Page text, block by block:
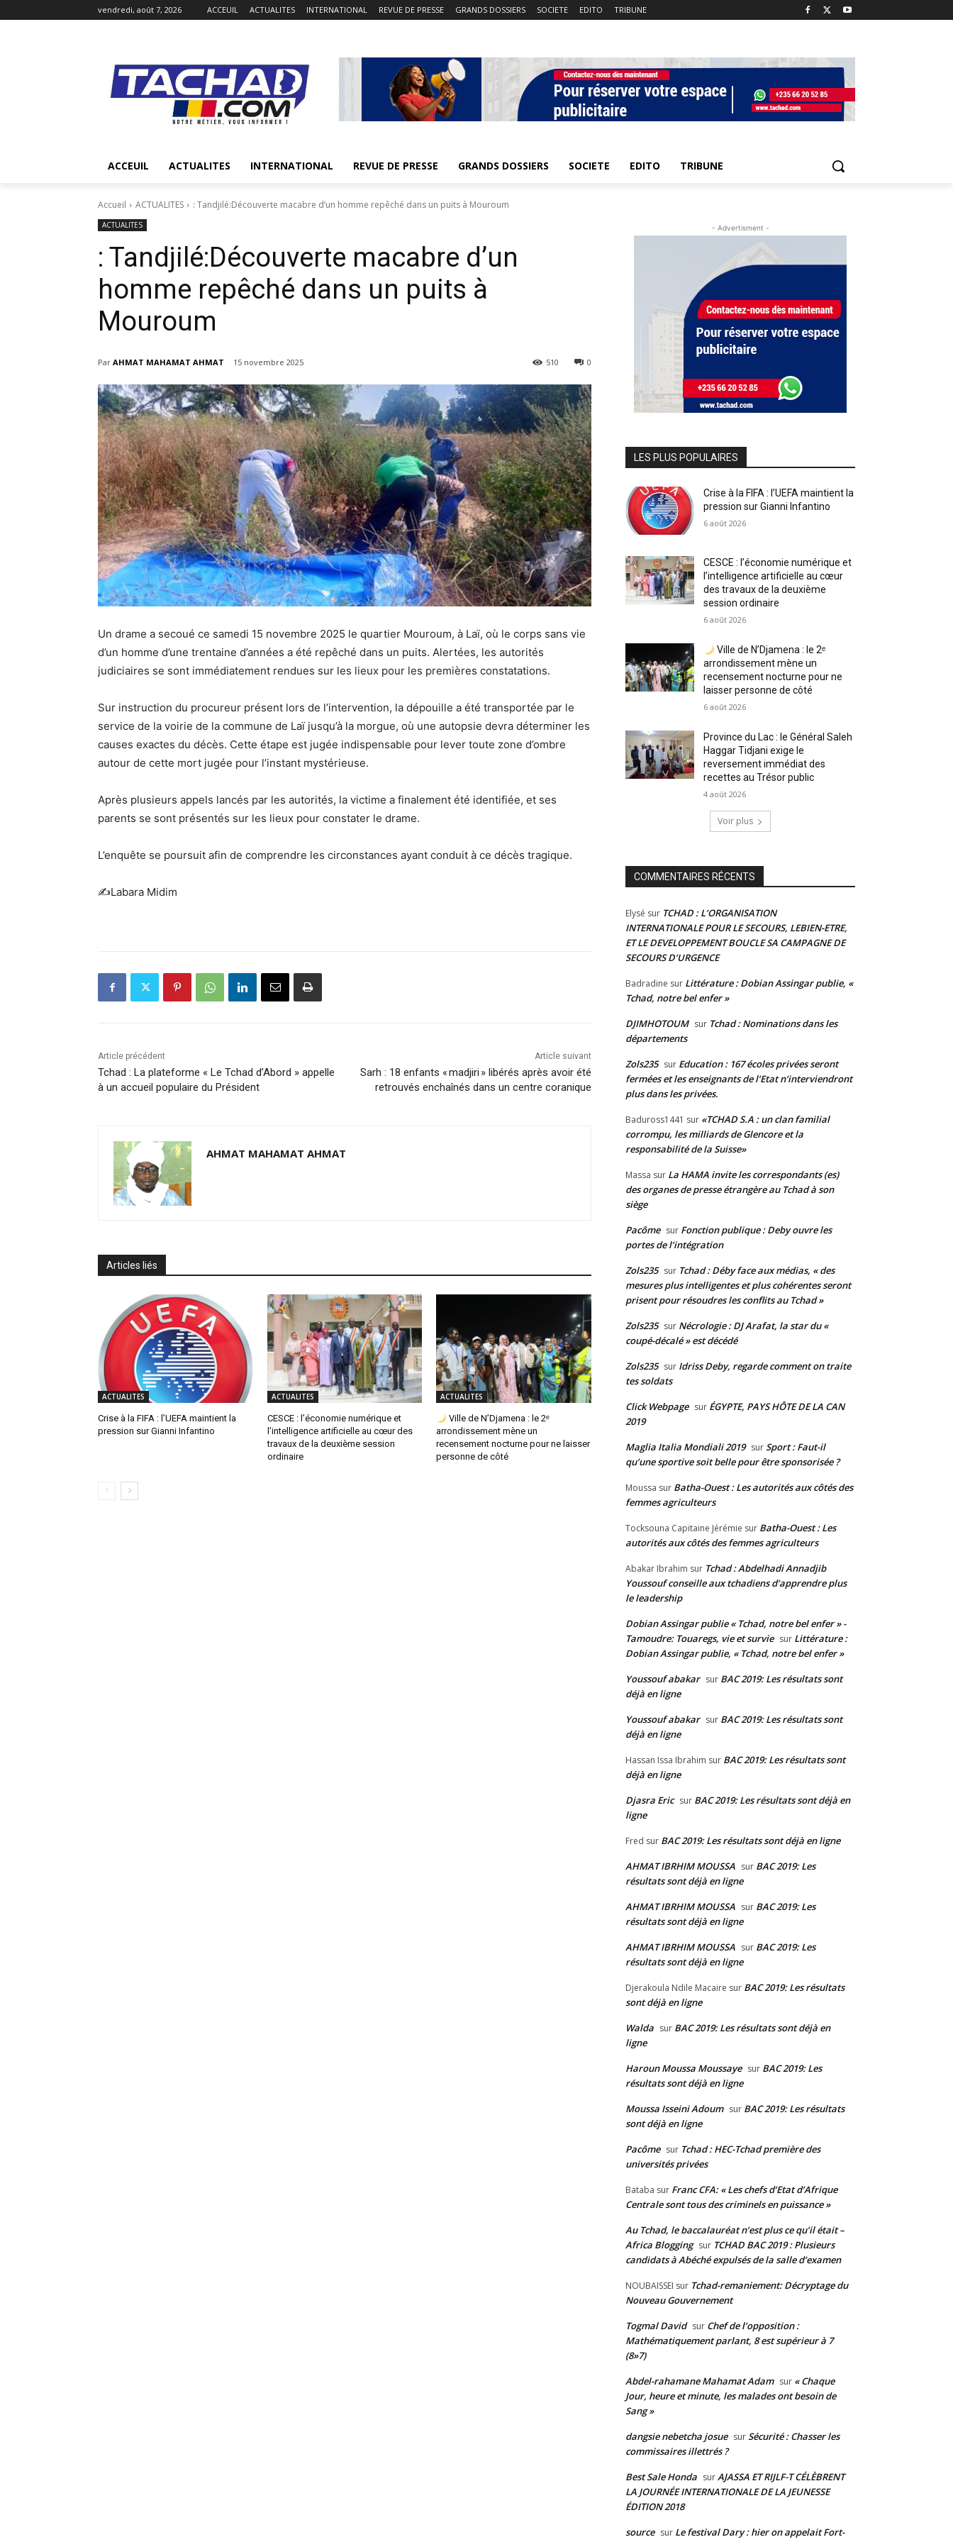
vendredi, août 7, 2026 ACCEUIL ACTUALITES INTERNATIONAL REVUE DE PRESSE GRANDS DOSSIERS SOCIETE EDITO TRIBUNE
ACCEUIL ACTUALITES INTERNATIONAL REVUE DE PRESSE GRANDS DOSSIERS SOCIETE EDITO TRIBUNE
Accueil ACTUALITES : Tandjilé:Découverte macabre d’un homme repêché dans un puits à Mouroum
ACTUALITES
: Tandjilé:Découverte macabre d’un
homme repêché dans un puits à
Mouroum
Par AHMAT MAHAMAT AHMAT 15 novembre 2025 0
510
Un drame a secoué ce samedi 15 novembre 2025 le quartier Mouroum, à Laï, où le corps sans vie
d’un homme d’une trentaine d’années a été repêché dans un puits. Alertées, les autorités
judiciaires se sont immédiatement rendues sur les lieux pour les premières constatations.
Sur instruction du procureur présent lors de l’intervention, la dépouille a été transportée par le
service de la voirie de la commune de Laï jusqu’à la morgue, où une autopsie devra déterminer les
causes exactes du décès. Cette étape est jugée indispensable pour lever toute zone d’ombre
autour de cette mort jugée pour l’instant mystérieuse.
Après plusieurs appels lancés par les autorités, la victime a finalement été identifiée, et ses
parents se sont présentés sur les lieux pour constater le drame.
L’enquête se poursuit afin de comprendre les circonstances ayant conduit à ce décès tragique.
✍️Labara Midim
Article précédent
Tchad : La plateforme « Le Tchad d’Abord » appelle
à un accueil populaire du Président
Article suivant
Sarh : 18 enfants « madjiri » libérés après avoir été
retrouvés enchaînés dans un centre coranique
AHMAT MAHAMAT AHMAT
Articles liés
ACTUALITES
Crise à la FIFA : l’UEFA maintient la
pression sur Gianni Infantino
ACTUALITES
CESCE : l’économie numérique et
l’intelligence artificielle au cœur des
travaux de la deuxième session
ordinaire
ACTUALITES
Ville de N’Djamena : le 2ᵉ
arrondissement mène un
recensement nocturne pour ne laisser
personne de côté
- Advertisment -
LES PLUS POPULAIRES
Crise à la FIFA : l’UEFA maintient la
pression sur Gianni Infantino
6 août 2026
CESCE : l’économie numérique et
l’intelligence artificielle au cœur
des travaux de la deuxième
session ordinaire
6 août 2026
Ville de N’Djamena : le 2ᵉ
arrondissement mène un
recensement nocturne pour ne
laisser personne de côté
6 août 2026
Province du Lac : le Général Saleh
Haggar Tidjani exige le
reversement immédiat des
recettes au Trésor public
4 août 2026
Voir plus
COMMENTAIRES RÉCENTS
Elysé sur TCHAD : L’ORGANISATION
INTERNATIONALE POUR LE SECOURS, LEBIEN-ETRE,
ET LE DEVELOPPEMENT BOUCLE SA CAMPAGNE DE
SECOURS D’URGENCE
Badradine sur Littérature : Dobian Assingar publie, «
Tchad, notre bel enfer »
DJIMHOTOUM sur Tchad : Nominations dans les
départements
Zols235 sur Education : 167 écoles privées seront
fermées et les enseignants de l’Etat n’interviendront
plus dans les privées.
Baduross1441 sur «TCHAD S.A : un clan familial
corrompu, les milliards de Glencore et la
responsabilité de la Suisse»
Massa sur La HAMA invite les correspondants (es)
des organes de presse étrangère au Tchad à son
siège
Pacôme sur Fonction publique : Deby ouvre les
portes de l’intégration
Zols235 sur Tchad : Déby face aux médias, « des
mesures plus intelligentes et plus cohérentes seront
prisent pour résoudres les conflits au Tchad »
Zols235 sur Nécrologie : DJ Arafat, la star du «
coupé-décalé » est décédé
Zols235 sur Idriss Deby, regarde comment on traite
tes soldats
Click Webpage sur ÉGYPTE, PAYS HÔTE DE LA CAN
2019
Maglia Italia Mondiali 2019 surSport : Faut-il
qu’une sportive soit belle pour être sponsorisée ?
Moussa sur Batha-Ouest : Les autorités aux côtés des
femmes agriculteurs
Tocksouna Capitaine Jérémie sur Batha-Ouest : Les
autorités aux côtés des femmes agriculteurs
Abakar Ibrahim sur Tchad : Abdelhadi Annadjib
Youssouf conseille aux tchadiens d’apprendre plus
le leadership
Dobian Assingar publie « Tchad, notre bel enfer » -
Tamoudre: Touaregs, vie et survie sur Littérature :
Dobian Assingar publie, « Tchad, notre bel enfer »
Youssouf abakar sur BAC 2019: Les résultats sont
déjà en ligne
Youssouf abakar sur BAC 2019: Les résultats sont
déjà en ligne
Hassan Issa Ibrahim sur BAC 2019: Les résultats sont
déjà en ligne
Djasra Eric sur BAC 2019: Les résultats sont déjà en
ligne
Fred sur BAC 2019: Les résultats sont déjà en ligne
AHMAT IBRHIM MOUSSA sur BAC 2019: Les
résultats sont déjà en ligne
AHMAT IBRHIM MOUSSA sur BAC 2019: Les
résultats sont déjà en ligne
AHMAT IBRHIM MOUSSA sur BAC 2019: Les
résultats sont déjà en ligne
Djerakoula Ndile Macaire sur BAC 2019: Les résultats
sont déjà en ligne
Walda sur BAC 2019: Les résultats sont déjà en
ligne
Haroun Moussa Moussaye sur BAC 2019: Les
résultats sont déjà en ligne
Moussa Isseini Adoum sur BAC 2019: Les résultats
sont déjà en ligne
Pacôme sur Tchad : HEC-Tchad première des
universités privées
Bataba sur Franc CFA: « Les chefs d’Etat d’Afrique
Centrale sont tous des criminels en puissance »
Au Tchad, le baccalauréat n’est plus ce qu’il était –
Africa Blogging sur TCHAD BAC 2019 : Plusieurs
candidats à Abéché expulsés de la salle d’examen
NOUBAISSEI sur Tchad-remaniement: Décryptage du
Nouveau Gouvernement
Togmal David sur Chef de l’opposition :
Mathématiquement parlant, 8 est supérieur à 7
(8»7)
Abdel-rahamane Mahamat Adam sur « Chaque
Jour, heure et minute, les malades ont besoin de
Sang »
dangsie nebetcha josue surSécurité : Chasser les
commissaires illettrés ?
Best Sale Honda surAJASSA ET RIJLF-T CÉLÈBRENT
LA JOURNÉE INTERNATIONALE DE LA JEUNESSE
ÉDITION 2018
source sur Le festival Dary : hier on appelait Fort-